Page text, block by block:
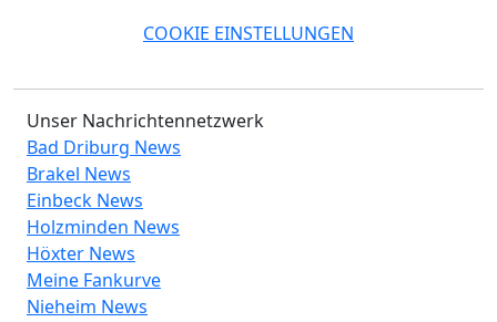
COOKIE EINSTELLUNGEN
Unser Nachrichtennetzwerk
Bad Driburg News
Brakel News
Einbeck News
Holzminden News
Höxter News
Meine Fankurve
Nieheim News